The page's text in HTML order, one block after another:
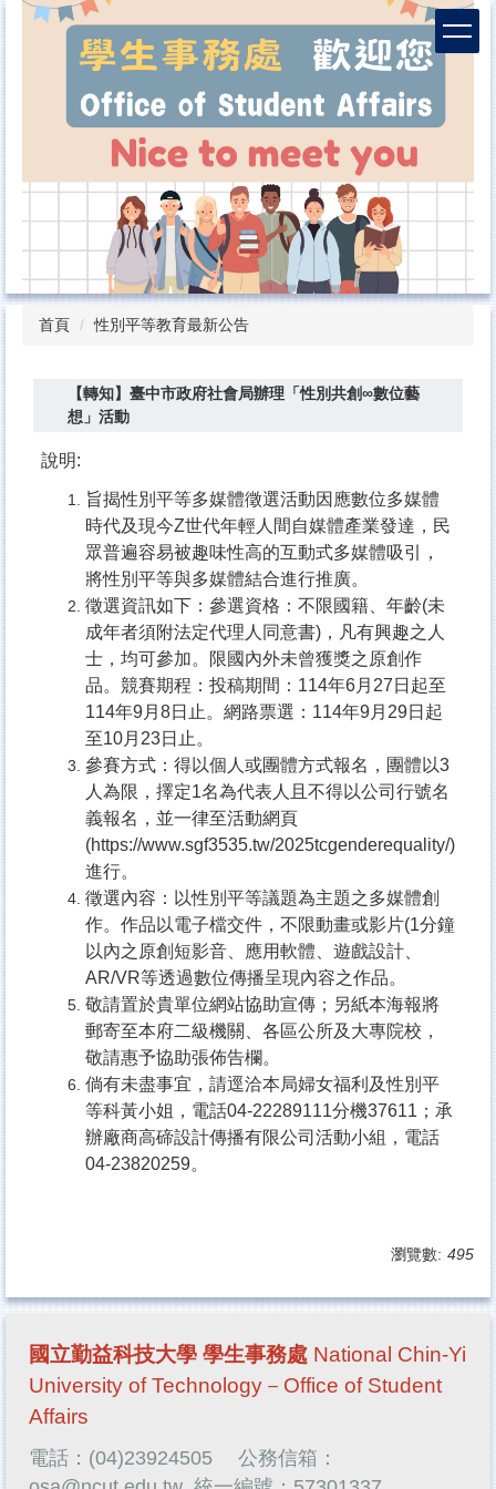
首頁 性別平等教育最新公告
【轉知】臺中市政府社會局辦理「性別共創∞數位藝
想」活動
說明:
旨揭性別平等多媒體徵選活動因應數位多媒體
時代及現今Z世代年輕人間自媒體產業發達，民
眾普遍容易被趣味性高的互動式多媒體吸引，
將性別平等與多媒體結合進行推廣。
徵選資訊如下：參選資格：不限國籍、年齡(未
成年者須附法定代理人同意書) ，凡有興趣之人
士，均可參加。限國內外未曾獲獎之原創作
品。競賽期程：投稿期間： 114年6月 27 日起至
114年9月 8日止。網路票選： 114年9月 29日起
至10月 23日止。
參賽方式：得以個人或團體方式報名，團體以3
人為限，擇定1名為代表人且不得以公司行號名
義報名，並一律至活動網頁
(https://www.sgf3535.tw/2025tcgenderequality/)
進行。
徵選內容：以性別平等議題為主題之多媒體創
作。作品以電子檔交件，不限動畫或影片(1分鐘
以內之原創短影音、應用軟體、遊戲設計、
AR/VR等透過數位傳播呈現內容之作品。
敬請置於貴單位網站協助宣傳；另紙本海報將
郵寄至本府二級機關、各區公所及大專院校，
敬請惠予協助張佈告欄。
倘有未盡事宜，請逕洽本局婦女福利及性別平
等科黃小姐，電話04-22289111分機37611 ；承
辦廠商高碲設計傳播有限公司活動小組，電話
04-23820259。
瀏覽數: 495
國立勤益科技大學 學生事務處 National Chin-Yi
University of Technology－Office of Student
Affairs
電話：(04)23924505 公務信箱：